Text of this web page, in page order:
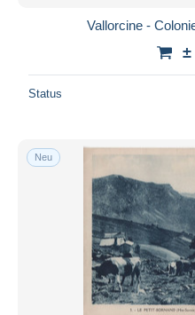
Vallorcine -
±
Status
Neu